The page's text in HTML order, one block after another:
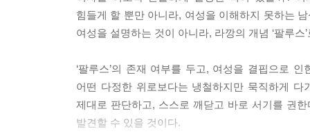
---「‘행복과 고통의 줄다리기’」중에서
가까운 남편과 아내 사이, 선생과 제자 사이, 자녀
에너지 자체가 문제가 아니라 사용하는 방식에
로 들어가 스스로는 조금도 의식하지 못하거나
당화를 만들어 내며 또 다른 고통을 생산합니다.
---「‘결핍의 자리에 자리 잡은 질투’」중에서
힘들게 할 뿐만 아니라, 여성을 이해하지 못하는
여성을 설명하는 것이 아니라, 라깡의 개념 ‘팔루
‘팔루스’의 존재 여부를 두고, 여성을 결핍으로
어떤 다정한 위로보다는 냉철하지만 묵직하게
제대로 판단하고, 스스로 깨닫고 바로 서기를 권
발견할 수 있을 것이다.